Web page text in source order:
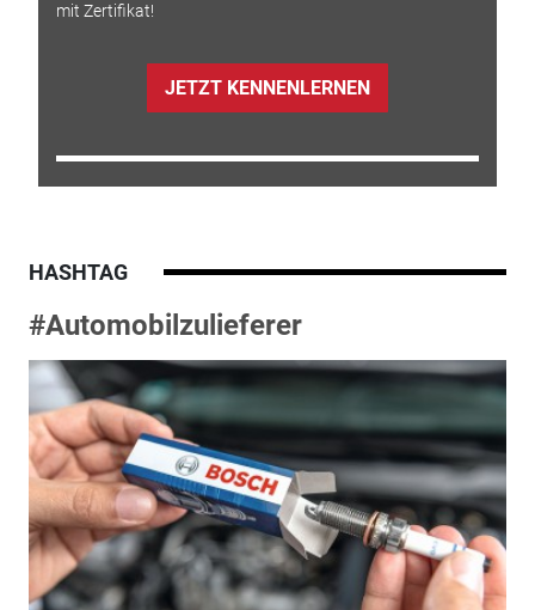
mit Zertifikat!
JETZT KENNENLERNEN
HASHTAG
#Automobilzulieferer